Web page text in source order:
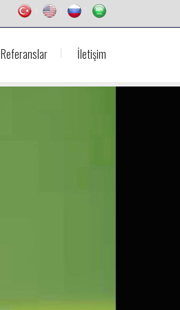
Referanslar İletişim